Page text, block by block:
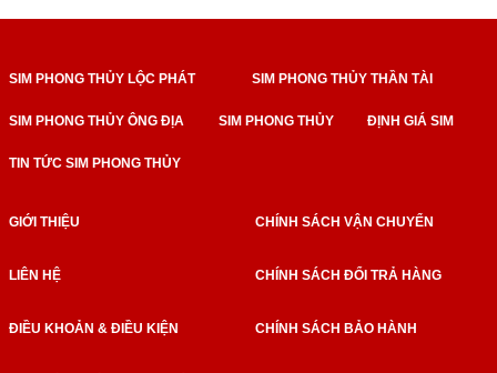
SIM PHONG THỦY LỘC PHÁT SIM PHONG THỦY THẦN TÀI
SIM PHONG THỦY ÔNG ĐỊA SIM PHONG THỦY ĐỊNH GIÁ SIM
TIN TỨC SIM PHONG THỦY
GIỚI THIỆU
LIÊN HỆ
ĐIỀU KHOẢN & ĐIỀU KIỆN
CHÍNH SÁCH VẬN CHUYỂN
CHÍNH SÁCH ĐỔI TRẢ HÀNG
CHÍNH SÁCH BẢO HÀNH